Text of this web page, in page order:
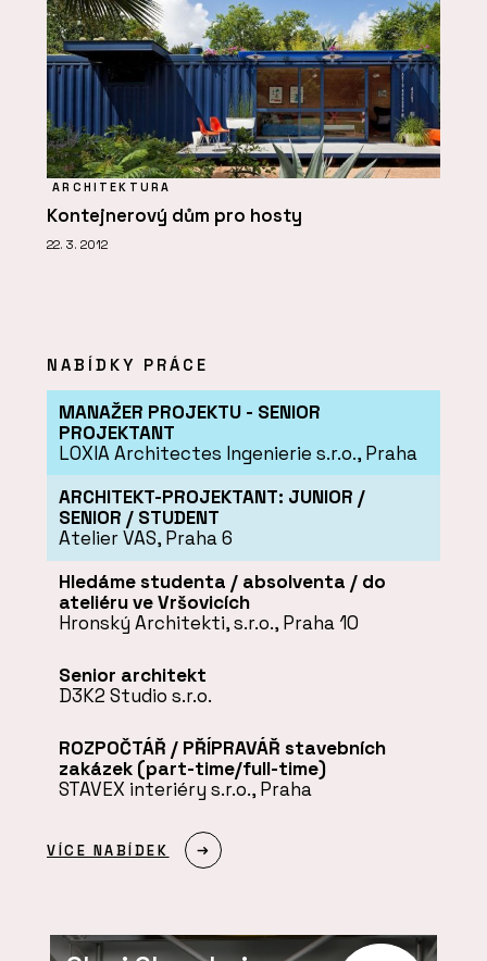
ARCHITEKTURA
Kontejnerový dům pro hosty
22. 3. 2012
NABÍDKY PRÁCE
MANAŽER PROJEKTU - SENIOR
PROJEKTANT
LOXIA Architectes Ingenierie s.r.o., Praha
ARCHITEKT-PROJEKTANT: JUNIOR /
SENIOR / STUDENT
Atelier VAS, Praha 6
Hledáme studenta / absolventa / do
ateliéru ve Vršovicích
Hronský Architekti, s.r.o., Praha 10
Senior architekt
D3K2 Studio s.r.o.
ROZPOČTÁŘ / PŘÍPRAVÁŘ stavebních
zakázek (part-time/full-time)
STAVEX interiéry s.r.o., Praha
VÍCE NABÍDEK